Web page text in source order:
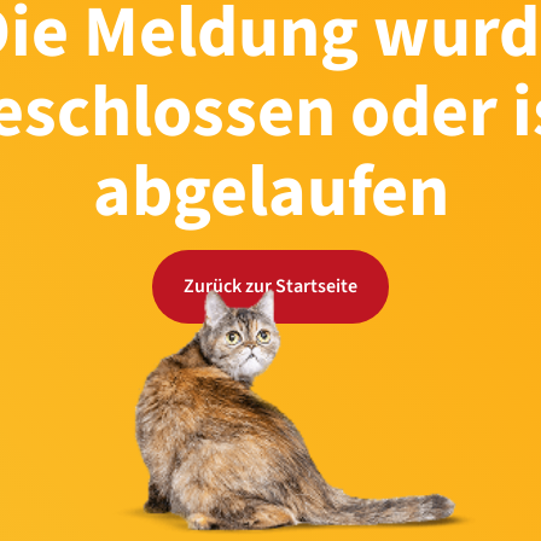
Meldung
oder
abgelaufen
Zurück zur Startseite